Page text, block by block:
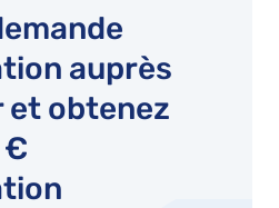
auprès
et obtenez
€